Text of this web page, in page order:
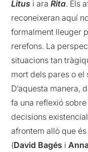
Litus i araRita. Els
reconeixeran aquí
formalment lleuger
rerefons. La
situacions tan
mort dels pares o el
D’aquesta manera,
fa una reflexió
decisions
afrontem allò que
(David Bagés i